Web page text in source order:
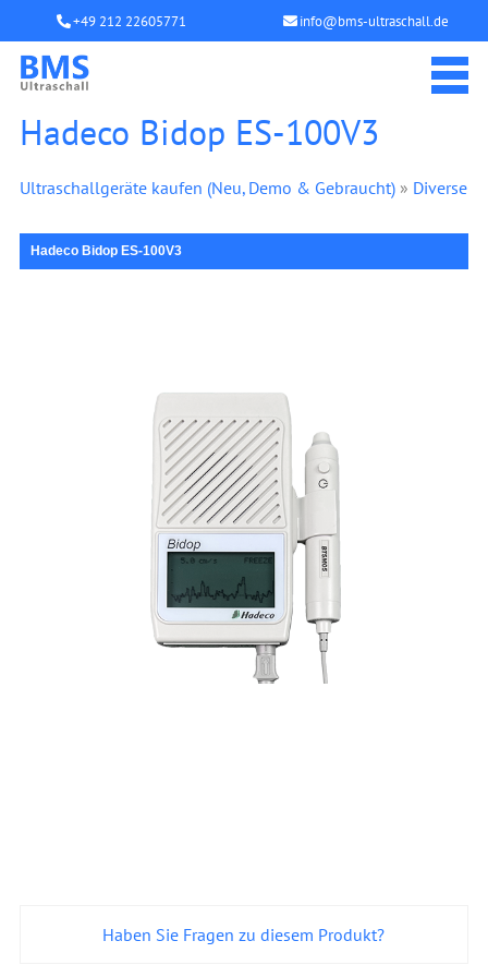
+49 212 22605771 info@bms-ultraschall.de
Hadeco Bidop ES-100V3
Ultraschallgeräte kaufen (Neu, Demo & Gebraucht)» Diverse
Hadeco Bidop ES-100V3
Haben Sie Fragen zu diesem Produkt?